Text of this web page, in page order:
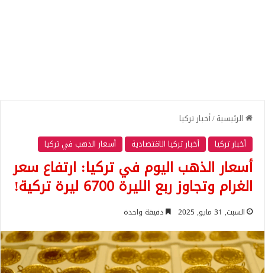
الرئيسية/أخبار تركيا
أخبار تركيا
أخبار تركيا الاقتصادية أسعار الذهب في تركيا
أسعار الذهب اليوم في تركيا: ارتفاع سعر
الغرام وتجاوز ربع الليرة 6700 ليرة تركية!
السبت, 31 مايو, 2025 دقيقة واحدة